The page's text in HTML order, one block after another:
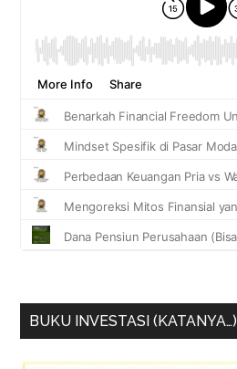
BUKU INVESTASI (KATANYA…)